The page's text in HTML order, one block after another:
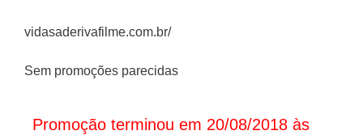
vidasaderivafilme.com.br/
Sem promoções parecidas
Promoção terminou em 20/08/2018 às